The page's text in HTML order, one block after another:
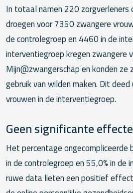
In totaal namen 220 zorgverleners
droegen voor 7350 zwangere
de controlegroep en 4460 in de
interventiegroep kregen zwangere
Mijn@zwangerschap en konden
gebruik van wilden maken. Dit
vrouwen in de interventiegroep.
Geen significante
Het percentage ongecompliceerde
in de controlegroep en 55,0% in de
ruwe data lieten een positief